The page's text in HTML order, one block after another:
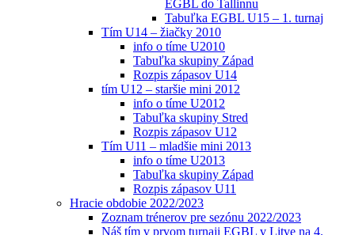
EGBL do Tallinnu
Tabuľka EGBL U15 – 1. turnaj
Tím U14 – žiačky 2010
info o tíme U2010
Tabuľka skupiny Západ
Rozpis zápasov U14
tím U12 – staršie mini 2012
info o tíme U2012
Tabuľka skupiny Stred
Rozpis zápasov U12
Tím U11 – mladšie mini 2013
info o tíme U2013
Tabuľka skupiny Západ
Rozpis zápasov U11
Hracie obdobie 2022/2023
Zoznam trénerov pre sezónu 2022/2023
Náš tím v prvom turnaji EGBL v Litve na 4.